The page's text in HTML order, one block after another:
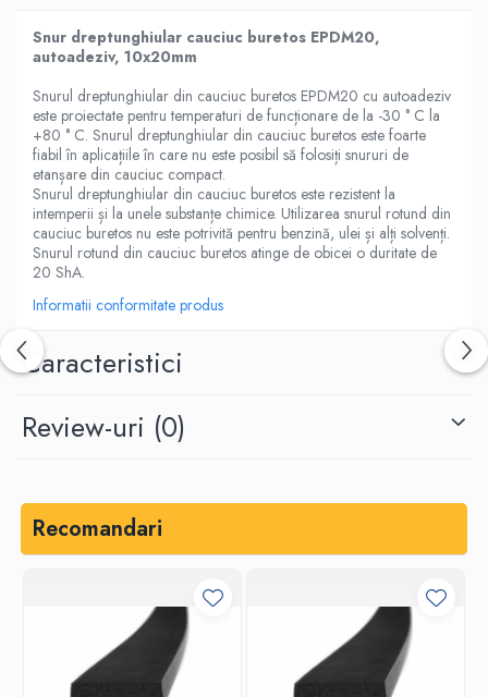
Snur dreptunghiular cauciuc buretos EPDM20,
autoadeziv, 10x20mm
Snurul dreptunghiular din cauciuc buretos EPDM20 cu autoadeziv
este proiectate pentru temperaturi de funcționare de la -30 ° C la
+80 ° C. Snurul dreptunghiular din cauciuc buretos este foarte
fiabil în aplicațiile în care nu este posibil să folosiți snururi de
etanșare din cauciuc compact.
Snurul dreptunghiular din cauciuc buretos este rezistent la
intemperii și la unele substanțe chimice. Utilizarea snurul rotund din
cauciuc buretos nu este potrivită pentru benzină, ulei și alți solvenți.
Snurul rotund din cauciuc buretos atinge de obicei o duritate de
20 ShA.
Informatii conformitate produs
Caracteristici
Review-uri (0)
Recomandari